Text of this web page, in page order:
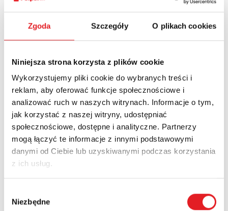
Zgoda Szczegóły O plikach cookies
Niniejsza strona korzysta z plików cookie
Wykorzystujemy pliki cookie do wybranych treści i
reklam, aby oferować funkcje społecznościowe i
analizować ruch w naszych witrynach. Informacje o tym,
jak korzystać z naszej witryny, udostępniać
społecznościowe, dostępne i analityczne. Partnerzy
mogą łączyć te informacje z innymi podstawowymi
danymi od Ciebie lub uzyskiwanymi podczas korzystania
z ich usług.
zgody
Niezbędne
Ask for the details of the offer
Email: *
Company:
Phone: